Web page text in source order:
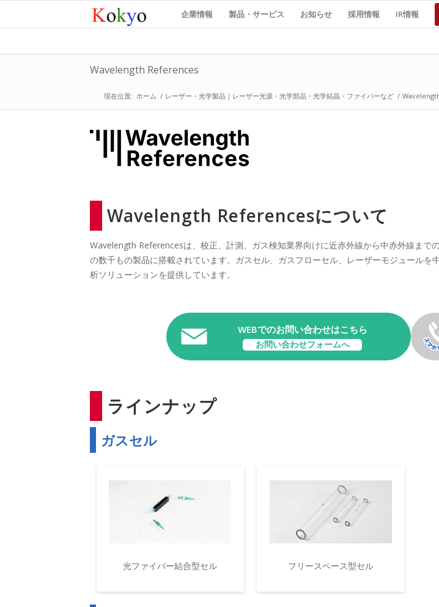
企業情報 製品・サービス お知らせ 採用情報 IR情報
Wavelength References
現在位置: ホーム / レーザー・光学製品｜レーザー光源・光学部品・光学結晶・ファイバーなど /
Wavelength Referencesについて
Wavelength Referencesは、校正、計測、ガス検知業界向けに近赤外線から中赤外線ま
の数千もの製品に搭載されています。ガスセル、ガスフローセル、レーザーモジュール
析ソリューションを提供しています。
WEBでのお問い合わせはこちら
お問い合わせフォームへ
ラインナップ
ガスセル
光ファイバー結合型セル フリースペース型セル